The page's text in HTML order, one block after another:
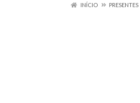
INÍCIO PRESENTES